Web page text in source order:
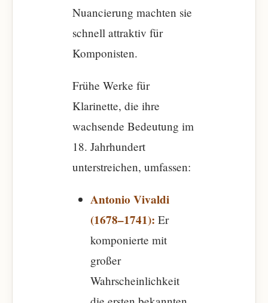
Nuancierung machten sie
schnell attraktiv für
Komponisten.
Frühe Werke für
Klarinette, die ihre
wachsende Bedeutung im
18. Jahrhundert
unterstreichen, umfassen:
Antonio Vivaldi
(1678–1741): Er
komponierte mit
großer
Wahrscheinlichkeit